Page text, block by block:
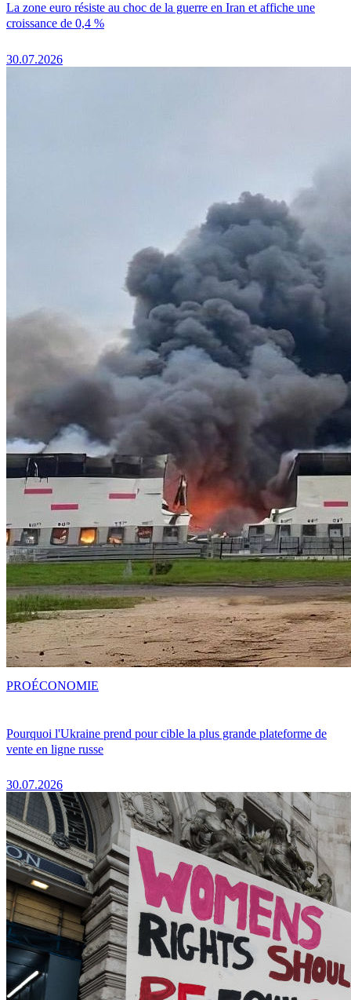
La zone euro résiste au choc de la guerre en Iran et affiche une
croissance de 0,4 %
30.07.2026
Pourquoi l'Ukraine prend pour cible la plus grande plateforme de
vente en ligne russe
30.07.2026
PROÉCONOMIE